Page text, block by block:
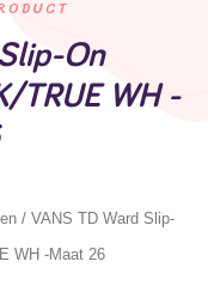
On
TRUE WH -
/ VANS TD Ward Slip-
WH -Maat 26